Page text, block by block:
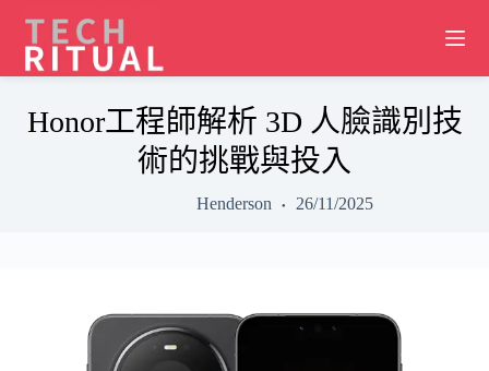
content
Honor工程師解析 3D 人臉識別技
術的挑戰與投入
Henderson 26/11/2025